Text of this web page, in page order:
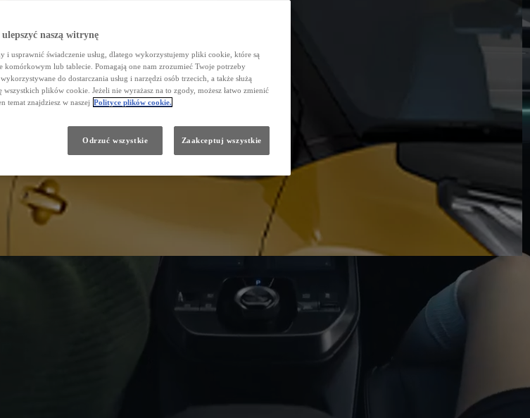
naszą witrynę
i usprawnić świadczenie usług, dlatego wykorzystujemy pliki cookie, które są
komórkowym lub tablecie. Pomagają one nam zrozumieć Twoje potrzeby
do dostarczania usług i narzędzi osób trzecich, a także służą
plików cookie. Jeżeli nie wyrażasz na to zgody, możesz łatwo zmienić
temat znajdziesz w naszej Polityce plików cookie.
Odrzuć wszystkie Zaakceptuj wszystkie